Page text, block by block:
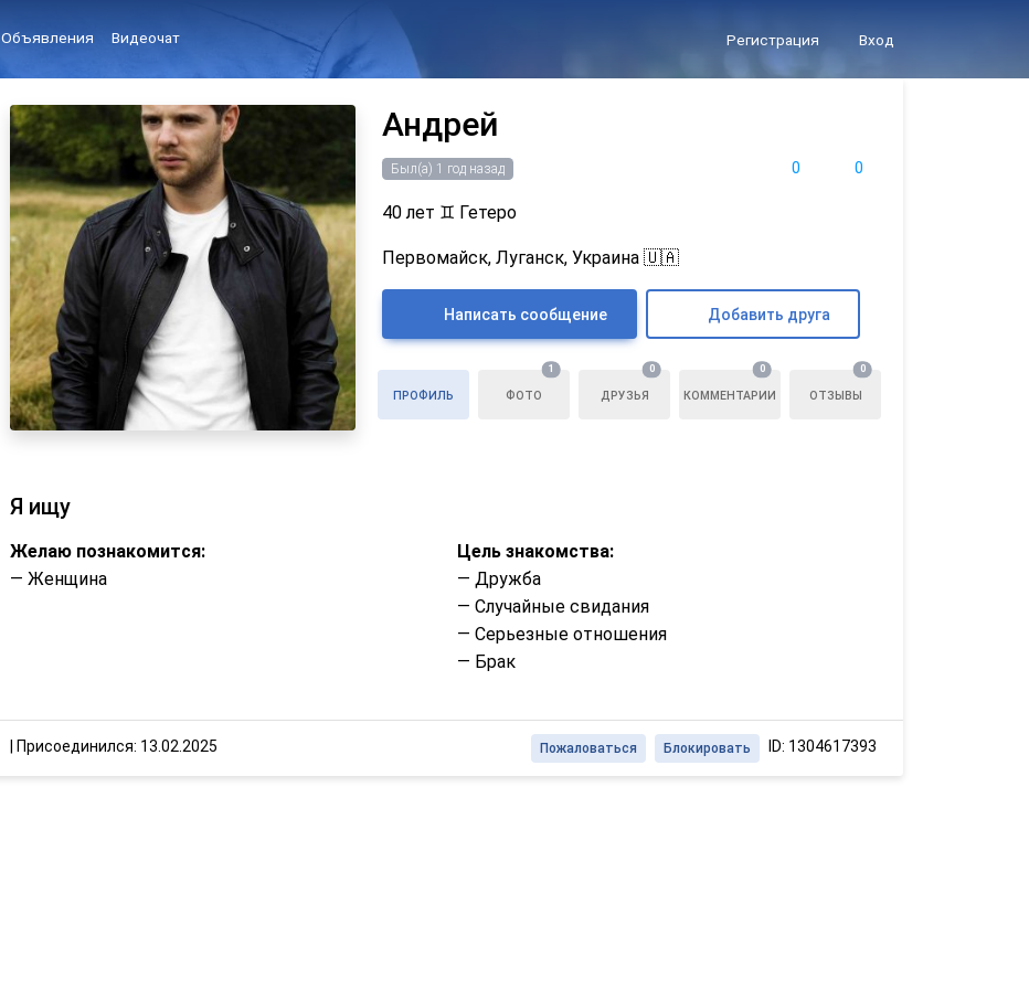
Объявления Видеочат Регистрация Вход
Андрей
0 0
Был(а) 1 год назад
40 лет ♊ Гетеро
Первомайск, Луганск, Украина 🇺🇦
Написать сообщение Добавить друга
ПРОФИЛЬ ФОТО
1
ДРУЗЬЯ
0
КОММЕНТАРИИ
0
ОТЗЫВЫ
0
Я ищу
Желаю познакомится:
— Женщина
Цель знакомства:
— Дружба
— Случайные свидания
— Серьезные отношения
— Брак
Присоединился: 13.02.2025 ID: 1304617393
Блокировать
Пожаловаться